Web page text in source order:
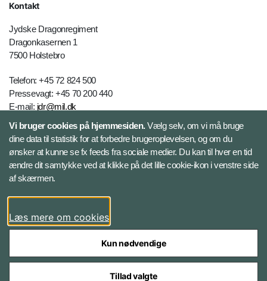
Kontakt
Jydske Dragonregiment
Dragonkasernen 1
7500 Holstebro
Telefon: +45 72 824 500
Pressevagt: +45 70 200 440
E-mail: jdr@mil.dk
Databeskyttelse
Følg Jydske Dragonregiment
Facebook
Vi bruger cookies på hjemmesiden.Vælg selv, om vi må bruge
dine data til statistik for at forbedre brugeroplevelsen, og om du
ønsker at kunne se fx feeds fra sociale medier. Du kan til hver en tid
ændre dit samtykke ved at klikke på det lille cookie-ikon i venstre side
af skærmen.
Læs mere om cookies
Kun nødvendige
Tillad valgte